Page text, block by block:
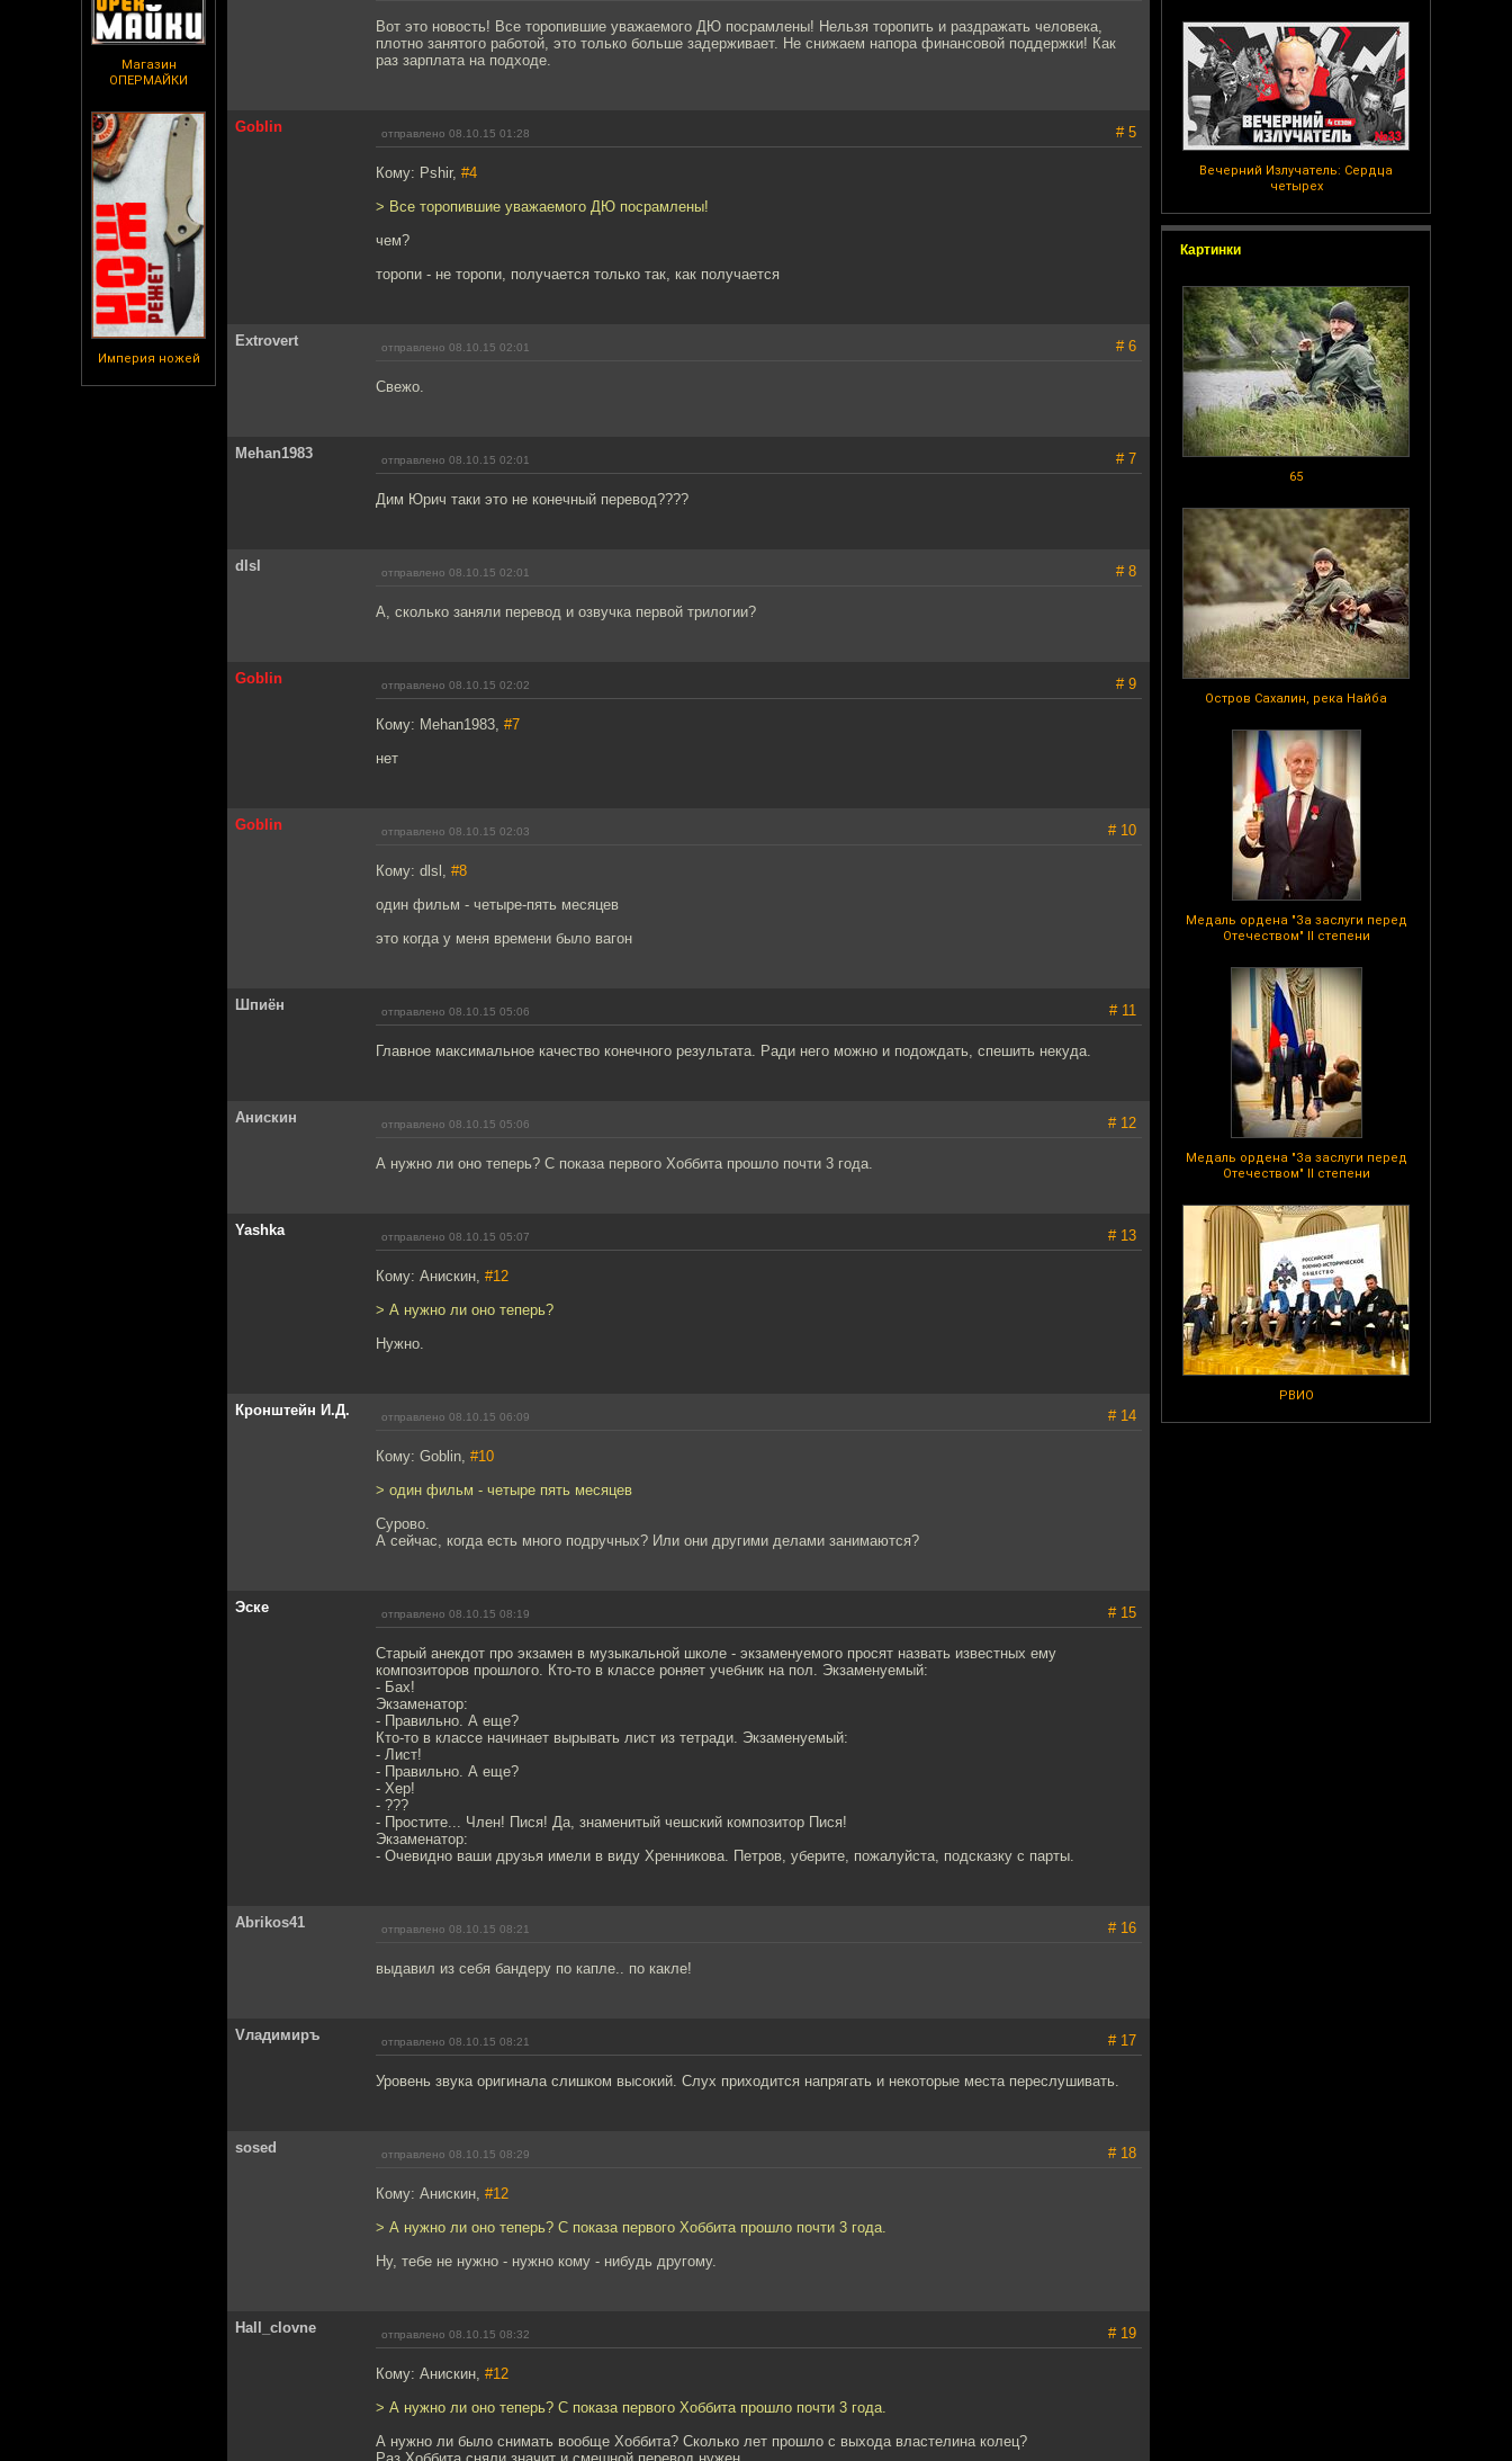
Магазин
ОПЕРМАЙКИ
Империя ножей
Вечерний Излучатель: Сердца
четырех
Картинки
65
Остров Сахалин, река Найба
Медаль ордена "За заслуги перед
Отечеством" II степени
Медаль ордена "За заслуги перед
Отечеством" II степени
РВИО
Вот это новость! Все торопившие уважаемого ДЮ посрамлены! Нельзя торопить и раздражать человека,
плотно занятого работой, это только больше задерживает. Не снижаем напора финансовой поддержки! Как
раз зарплата на подходе.
Goblin отправлено 08.10.15 01:28 # 5
Кому: Pshir, #4
> Все торопившие уважаемого ДЮ посрамлены!
чем?
торопи - не торопи, получается только так, как получается
Extrovert отправлено 08.10.15 02:01 # 6
Свежо.
Mehan1983 отправлено 08.10.15 02:01 # 7
Дим Юрич таки это не конечный перевод????
dlsl отправлено 08.10.15 02:01 # 8
А, сколько заняли перевод и озвучка первой трилогии?
Goblin отправлено 08.10.15 02:02 # 9
Кому: Mehan1983, #7
нет
Goblin отправлено 08.10.15 02:03 # 10
Кому: dlsl, #8
один фильм - четыре-пять месяцев
это когда у меня времени было вагон
Шпиён отправлено 08.10.15 05:06 # 11
Главное максимальное качество конечного результата. Ради него можно и подождать, спешить некуда.
Анискин отправлено 08.10.15 05:06 # 12
А нужно ли оно теперь? С показа первого Хоббита прошло почти 3 года.
Yashka отправлено 08.10.15 05:07 # 13
Кому: Анискин, #12
> А нужно ли оно теперь?
Нужно.
Кронштейн И.Д. отправлено 08.10.15 06:09 # 14
Кому: Goblin, #10
> один фильм - четыре пять месяцев
Сурово.
А сейчас, когда есть много подручных? Или они другими делами занимаются?
Эске отправлено 08.10.15 08:19 # 15
Старый анекдот про экзамен в музыкальной школе - экзаменуемого просят назвать известных ему
композиторов прошлого. Кто-то в классе роняет учебник на пол. Экзаменуемый:
- Бах!
Экзаменатор:
- Правильно. А еще?
Кто-то в классе начинает вырывать лист из тетради. Экзаменуемый:
- Лист!
- Правильно. А еще?
- Хер!
- ???
- Простите... Член! Пися! Да, знаменитый чешский композитор Пися!
Экзаменатор:
- Очевидно ваши друзья имели в виду Хренникова. Петров, уберите, пожалуйста, подсказку с парты.
Abrikos41 отправлено 08.10.15 08:21 # 16
выдавил из себя бандеру по капле.. по какле!
Vладимиръ отправлено 08.10.15 08:21 # 17
Уровень звука оригинала слишком высокий. Слух приходится напрягать и некоторые места переслушивать.
sosed отправлено 08.10.15 08:29 # 18
Кому: Анискин, #12
> А нужно ли оно теперь? С показа первого Хоббита прошло почти 3 года.
Ну, тебе не нужно - нужно кому - нибудь другому.
Hall_clovne отправлено 08.10.15 08:32 # 19
Кому: Анискин, #12
> А нужно ли оно теперь? С показа первого Хоббита прошло почти 3 года.
А нужно ли было снимать вообще Хоббита? Сколько лет прошло с выхода властелина колец?